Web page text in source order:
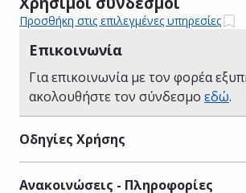
Προσθήκη στις επιλεγμένες υπηρεσίες
Επικοινωνία
Για επικοινωνία με τον φορέα
ακολουθήστε τον σύνδεσμο εδώ.
Οδηγίες Χρήσης
Ανακοινώσεις - Πληροφορίες